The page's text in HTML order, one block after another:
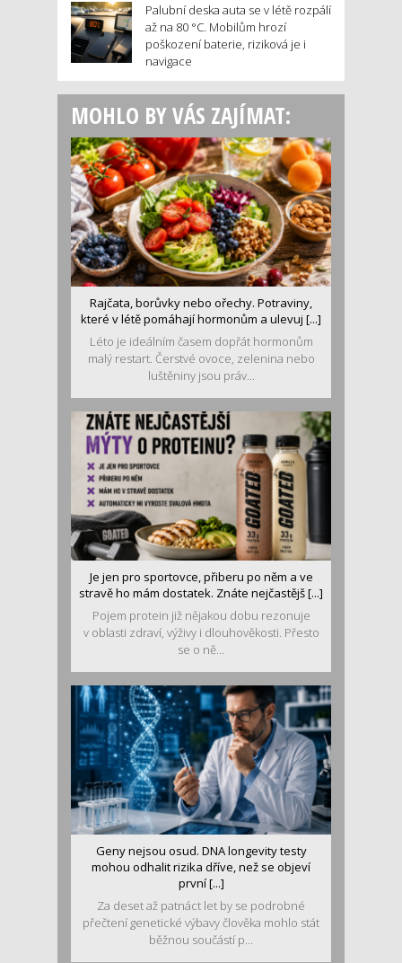
Palubní deska auta se v létě rozpálí
až na 80 °C. Mobilům hrozí
poškození baterie, riziková je i
navigace
MOHLO BY VÁS ZAJÍMAT:
Rajčata, borůvky nebo ořechy. Potraviny,
které v létě pomáhají hormonům a ulevuj [...]
Léto je ideálním časem dopřát hormonům
malý restart. Čerstvé ovoce, zelenina nebo
luštěniny jsou práv...
Je jen pro sportovce, přiberu po něm a ve
stravě ho mám dostatek. Znáte nejčastějš [...]
Pojem protein již nějakou dobu rezonuje
v oblasti zdraví, výživy i dlouhověkosti. Přesto
se o ně...
Geny nejsou osud. DNA longevity testy
mohou odhalit rizika dříve, než se objeví
první [...]
Za deset až patnáct let by se podrobné
přečtení genetické výbavy člověka mohlo stát
běžnou součástí p...